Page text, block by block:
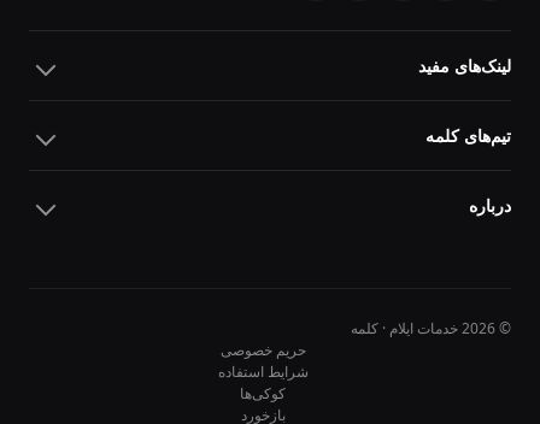
لینک‌های مفید
تیم‌های کلمه
درباره
© 2026 خدمات ایلام · کلمه
حریم خصوصی
شرایط استفاده
کوکی‌ها
بازخورد
10